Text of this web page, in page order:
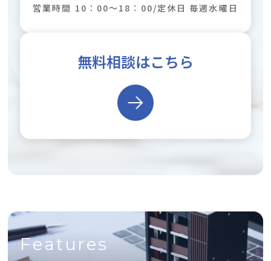
営業時間 10：00～18：00/定休日 毎週水曜日
無料相談はこちら
Features